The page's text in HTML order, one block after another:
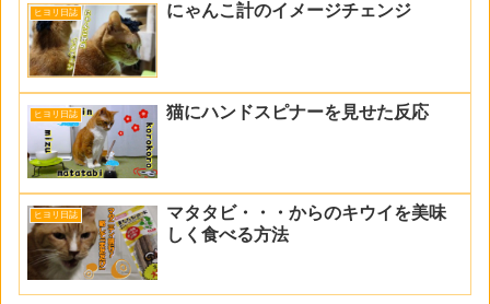
ヒヨリ日誌 にゃんこ計のイメージチェンジ
ヒヨリ日誌 猫にハンドスピナーを見せた反応
ヒヨリ日誌
マタタビ・・・からのキウイを美味
しく食べる方法